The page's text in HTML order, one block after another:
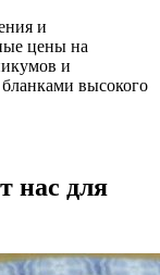
и
цены на
и
высокого
нас для